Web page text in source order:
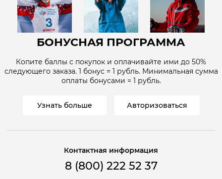
БОНУСНАЯ ПРОГРАММА
Копите баллы с покупок и оплачивайте ими до 50%
следующего заказа. 1 бонус = 1 рубль. Минимальная сумма
оплаты бонусами = 1 рубль.
Узнать больше Авторизоваться
Контактная информация
8 (800) 222 52 37